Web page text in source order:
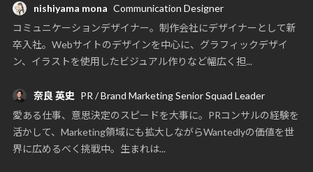
nishiyama mona Communication Designer
コミュニケーションデザイナー。制作会社にデザイナーとして新
卒入社。Webサイトのデザインを中心に、グラフィックデザイ
ン、イラストを使用したビジュアル作りなど幅広く担...
奈良 英史 PR / Brand Marketing Senior Squad Leader
愛ある仕事、意思決定のスピードを大事に。PRコンサルの経験を
活かして、Marketing領域にも拡大しながらWantedlyの価値を世
界に広めるべく挑戦中。生まれは...